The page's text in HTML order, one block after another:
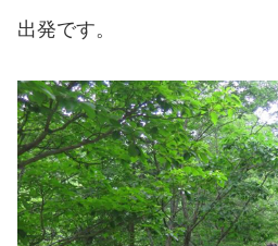
出発です。